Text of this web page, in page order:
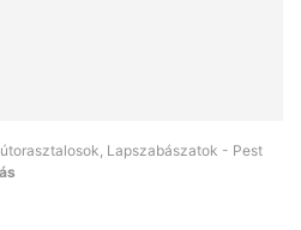
Lapszabászatok - Pest